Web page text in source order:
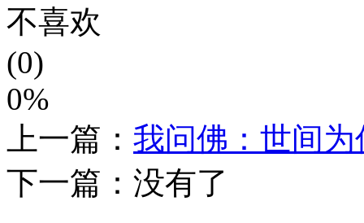
不喜欢
(0)
0%
上一篇： 我问佛：世间
下一篇：没有了